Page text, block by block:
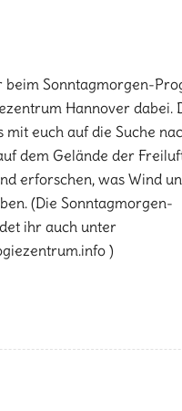
beim Sonntagmorgen-
Hannover dabei.
mit euch auf die Suche
dem Gelände der
erforschen, was Wind
(Die Sonntagmorgen-
ihr auch unter
)